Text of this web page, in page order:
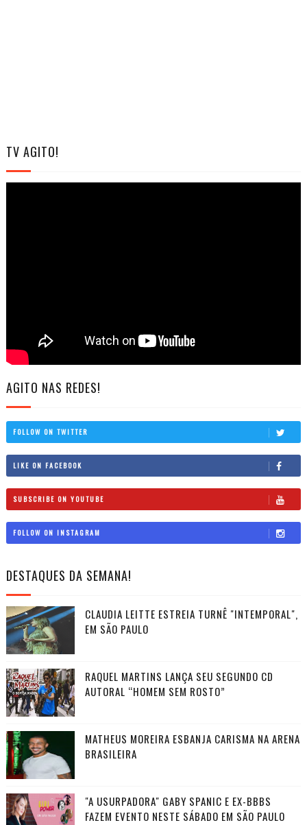
TV AGITO!
AGITO NAS REDES!
FOLLOW ON TWITTER
LIKE ON FACEBOOK
SUBSCRIBE ON YOUTUBE
FOLLOW ON INSTAGRAM
DESTAQUES DA SEMANA!
CLAUDIA LEITTE ESTREIA TURNÊ "INTEMPORAL",
EM SÃO PAULO
RAQUEL MARTINS LANÇA SEU SEGUNDO CD
AUTORAL “HOMEM SEM ROSTO”
MATHEUS MOREIRA ESBANJA CARISMA NA ARENA
BRASILEIRA
"A USURPADORA" GABY SPANIC E EX-BBBS
FAZEM EVENTO NESTE SÁBADO EM SÃO PAULO